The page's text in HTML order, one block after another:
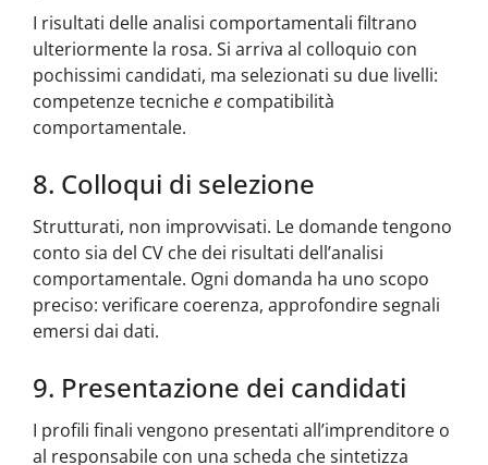
I risultati delle analisi comportamentali filtrano
ulteriormente la rosa. Si arriva al colloquio con
pochissimi candidati, ma selezionati su due livelli:
competenze tecnichee compatibilità
comportamentale.
8. Colloqui di selezione
Strutturati, non improvvisati. Le domande tengono
conto sia del CV che dei risultati dell’analisi
comportamentale. Ogni domanda ha uno scopo
preciso: verificare coerenza, approfondire segnali
emersi dai dati.
9. Presentazione dei candidati
I profili finali vengono presentati all’imprenditore o
al responsabile con una scheda che sintetizza